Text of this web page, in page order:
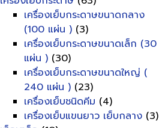
เครื่องเย็บกระดาษขนาดกลาง
(100 แผ่น ) (3)
เครื่องเย็บกระดาษขนาดเล็ก (30
แผ่น ) (30)
เครื่องเย็บกระดาษขนาดใหญ่ (
240 แผ่น ) (23)
เครื่องเย็บชนิดคีม (4)
เครื่องเย็บแขนยาว เย็บกลาง (3)